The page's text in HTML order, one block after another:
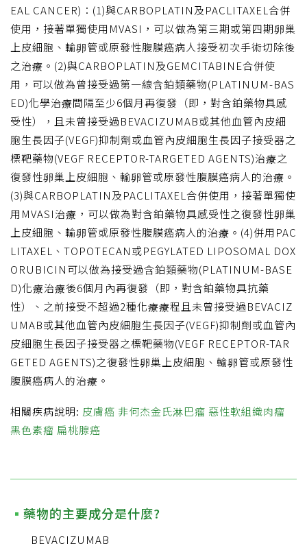
EAL CANCER)：(1)與CARBOPLATIN及PACLITAXEL合併
使用，接著單獨使用MVASI，可以做為第三期或第四期卵巢
上皮細胞、輸卵管或原發性腹膜癌病人接受初次手術切除後
之治療。(2)與CARBOPLATIN及GEMCITABINE合併使
用，可以做為曾接受過第一線含鉑類藥物(PLATINUM-BAS
ED)化學治療間隔至少6個月再復發（即，對含鉑藥物具感
受性），且未曾接受過BEVACIZUMAB或其他血管內皮細
胞生長因子(VEGF)抑制劑或血管內皮細胞生長因子接受器之
標靶藥物(VEGF RECEPTOR-TARGETED AGENTS)治療之
復發性卵巢上皮細胞、輸卵管或原發性腹膜癌病人的治療。
(3)與CARBOPLATIN及PACLITAXEL合併使用，接著單獨使
用MVASI治療，可以做為對含鉑藥物具感受性之復發性卵巢
上皮細胞、輸卵管或原發性腹膜癌病人的治療。(4)併用PAC
LITAXEL、TOPOTECAN或PEGYLATED LIPOSOMAL DOX
ORUBICIN可以做為接受過含鉑類藥物(PLATINUM-BASE
D)化療治療後6個月內再復發（即，對含鉑藥物具抗藥
性）、之前接受不超過2種化療療程且未曾接受過BEVACIZ
UMAB或其他血管內皮細胞生長因子(VEGF)抑制劑或血管內
皮細胞生長因子接受器之標靶藥物(VEGF RECEPTOR-TAR
GETED AGENTS)之復發性卵巢上皮細胞、輸卵管或原發性
腹膜癌病人的治療。
相關疾病說明: 皮膚癌 非何杰金氏淋巴瘤 惡性軟組織肉瘤
黑色素瘤 扁桃腺癌
藥物的主要成分是什麼?
BEVACIZUMAB